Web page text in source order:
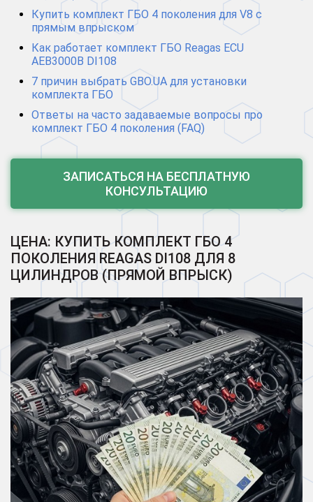
Купить комплект ГБО 4 поколения для V8 с
прямым впрыском
Как работает комплект ГБО Reagas ECU
AEB3000B DI108
7 причин выбрать GBO.UA для установки
комплекта ГБО
Ответы на часто задаваемые вопросы про
комплект ГБО 4 поколения (FAQ)
ЗАПИСАТЬСЯ НА БЕСПЛАТНУЮ
КОНСУЛЬТАЦИЮ
ЦЕНА: КУПИТЬ КОМПЛЕКТ ГБО 4
ПОКОЛЕНИЯ REAGAS DI108 ДЛЯ 8
ЦИЛИНДРОВ (ПРЯМОЙ ВПРЫСК)